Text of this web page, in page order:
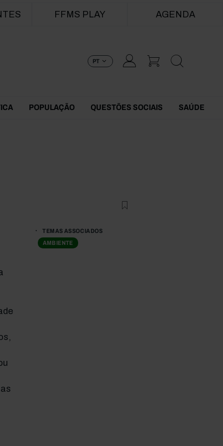
FFMS PLAY AGENDA
PT
POPULAÇÃO QUESTÕES SOCIAIS SAÚDE
TEMAS ASSOCIADOS
AMBIENTE